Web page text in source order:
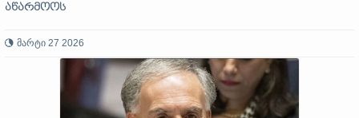
აწარმოოს
მარტი 27 2026